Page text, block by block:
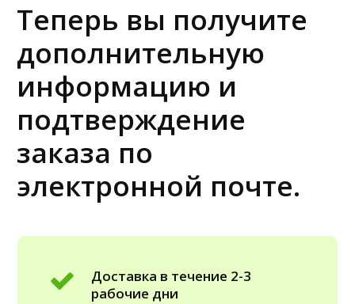
Теперь вы получите
дополнительную
информацию и
подтверждение
заказа по
электронной почте.
Доставка в течение 2-3
рабочие дни